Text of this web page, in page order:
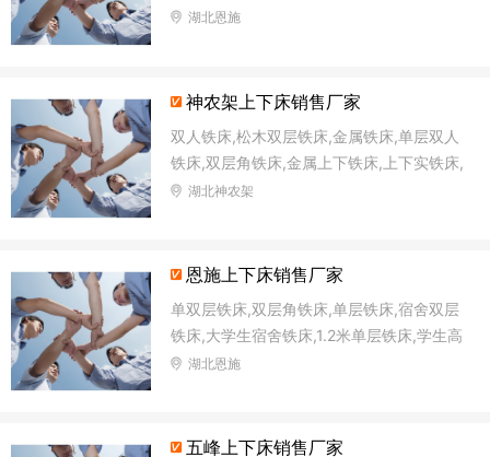
床,铁架双层床
湖北恩施
神农架上下床销售厂家
双人铁床,松木双层铁床,金属铁床,单层双人
铁床,双层角铁床,金属上下铁床,上下实铁床,
公寓上下铁床
湖北神农架
恩施上下床销售厂家
单双层铁床,双层角铁床,单层铁床,宿舍双层
铁床,大学生宿舍铁床,1.2米单层铁床,学生高
低铁床,单位铁床
湖北恩施
五峰上下床销售厂家